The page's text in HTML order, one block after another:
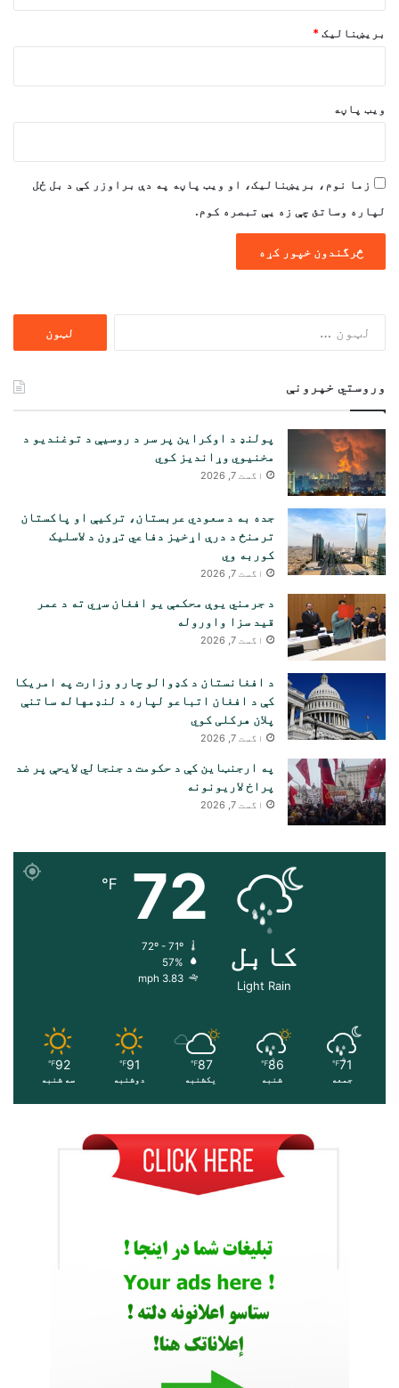
بریښنالیک *
ویب پاڼه
زما نوم، بریښنالیک، او ویب پاڼه په دې براوزر کې د بل ځل
لپاره وساتئ چې زه یې تبصره کوم.
وروستي خپرونې
پولنډ د اوکراین پر سر د روسیې د توغندیو د
مخنیوي وړاندیز کوي
اگست 7, 2026
جده به د سعودي عربستان، ترکیې او پاکستان
ترمنځ د درې اړخیز دفاعي تړون د لاسلیک
کوربه وي
اگست 7, 2026
د جرمني یوې محکمې یو افغان سړي ته د عمر
قید سزا واوروله
اگست 7, 2026
د افغانستان د کډوالو چارو وزارت په امریکا
کې د افغان اتباعو لپاره د لنډمهاله ساتنې
پلان هرکلی کوي
اگست 7, 2026
په ارجنټاین کې د حکومت د جنجالي لایحې پر ضد
پراخ لاریونونه
اگست 7, 2026
کابل
Light Rain
72
℉
57%
3.83 mph
71
℉
جمعه
86
℉
شنبه
87
℉
یکشنبه
91
℉
دوشنبه
92
℉
سه شنبه